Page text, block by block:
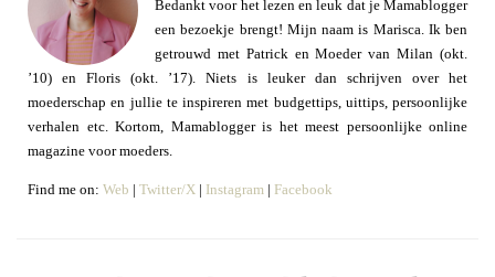
Bedankt voor het lezen en leuk dat je Mamablogger
een bezoekje brengt! Mijn naam is Marisca. Ik ben
getrouwd met Patrick en Moeder van Milan (okt.
’10) en Floris (okt. ’17). Niets is leuker dan schrijven over het
moederschap en jullie te inspireren met budgettips, uittips, persoonlijke
verhalen etc. Kortom, Mamablogger is het meest persoonlijke online
magazine voor moeders.
Find me on: Web | Twitter/X | Instagram | Facebook